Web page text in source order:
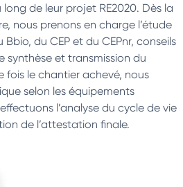
de leur projet RE2020. Dès la
nous prenons en charge l’étude
du CEP et du CEPnr, conseils
synthèse et transmission du
fois le chantier achevé, nous
selon les équipements
l’analyse du cycle de vie
de l’attestation finale.